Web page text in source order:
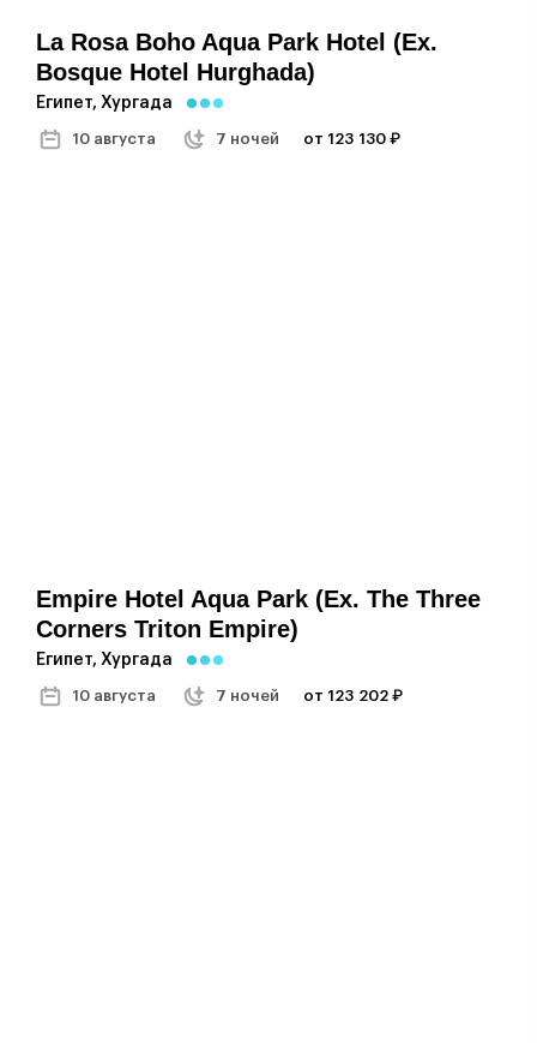
La Rosa Boho Aqua Park Hotel (ex.
Bosque Hotel Hurghada)
Египет, Хургада
10 августа 7 ночей от 123 130 ₽
Empire Hotel Aqua Park (ex. The Three
Corners Triton Empire)
Египет, Хургада
10 августа 7 ночей от 123 202 ₽